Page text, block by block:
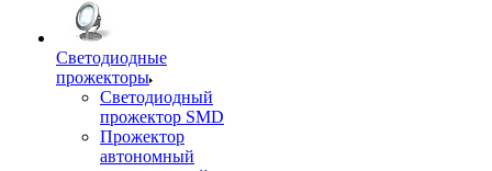
Светодиодные
прожекторы
Светодиодный
прожектор SMD
Прожектор
автономный